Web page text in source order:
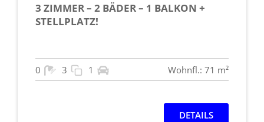
3 ZIMMER – 2 BÄDER – 1 BALKON +
STELLPLATZ!
0 3 1 Wohnfl.: 71 m²
DETAILS